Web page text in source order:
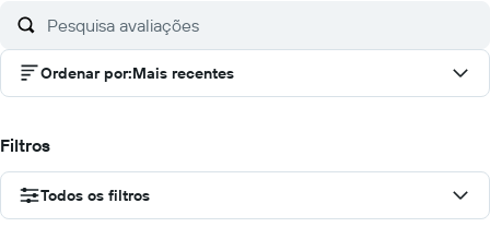
Ordenar por:Mais recentes
Filtros
Todos os filtros